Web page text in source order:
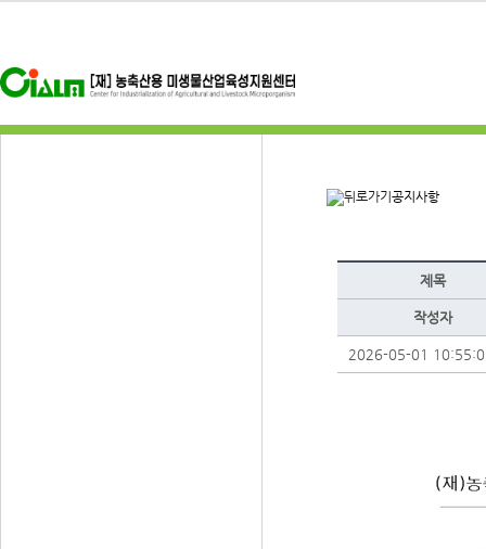
공지사항
제목
작성자
2026-05-01